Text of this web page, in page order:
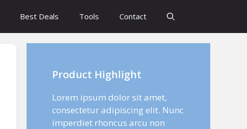
Best Deals Tools Contact
Product Highlight
Lorem ipsum dolor sit amet,
consectetur adipiscing elit. Nunc
imperdiet rhoncus arcu non